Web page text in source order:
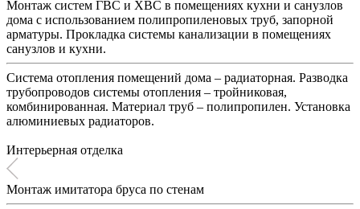
Монтаж систем ГВС и ХВС в помещениях кухни и санузлов
дома с использованием полипропиленовых труб, запорной
арматуры. Прокладка системы канализации в помещениях
санузлов и кухни.
Система отопления помещений дома – радиаторная. Разводка
трубопроводов системы отопления – тройниковая,
комбинированная. Материал труб – полипропилен. Установка
алюминиевых радиаторов.
Интерьерная отделка
Монтаж имитатора бруса по стенам